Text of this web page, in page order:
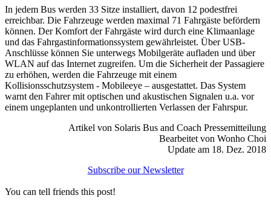
In jedem Bus werden 33 Sitze installiert, davon 12 podestfrei
erreichbar. Die Fahrzeuge werden maximal 71 Fahrgäste befördern
können. Der Komfort der Fahrgäste wird durch eine Klimaanlage
und das Fahrgastinformationssystem gewährleistet. Über USB-
Anschlüsse können Sie unterwegs Mobilgeräte aufladen und über
WLAN auf das Internet zugreifen. Um die Sicherheit der Passagiere
zu erhöhen, werden die Fahrzeuge mit einem
Kollisionsschutzsystem - Mobileeye – ausgestattet. Das System
warnt den Fahrer mit optischen und akustischen Signalen u.a. vor
einem ungeplanten und unkontrollierten Verlassen der Fahrspur.
Artikel von Solaris Bus and Coach Pressemitteilung
Bearbeitet von Wonho Choi
Update am 18. Dez. 2018
Subscribe our Newsletter
You can tell friends this post!